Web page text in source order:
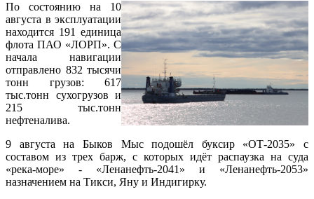
По состоянию на 10
августа в эксплуатации
находится 191 единица
флота ПАО «ЛОРП». С
начала навигации
отправлено 832 тысячи
тонн грузов: 617
тыс.тонн сухогрузов и
215 тыс.тонн
нефтеналива.
9 августа на Быков Мыс подошёл буксир «ОТ-2035» с
составом из трех барж, с которых идёт распаузка на суда
«река-море» - «Ленанефть-2041» и «Ленанефть-2053»
назначением на Тикси, Яну и Индигирку.